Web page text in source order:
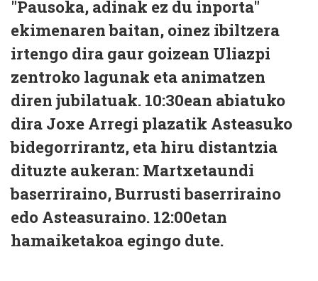
"Pausoka, adinak ez du inporta"
ekimenaren baitan, oinez ibiltzera
irtengo dira gaur goizean Uliazpi
zentroko lagunak eta animatzen
diren jubilatuak. 10:30ean abiatuko
dira Joxe Arregi plazatik Asteasuko
bidegorrirantz, eta hiru distantzia
dituzte aukeran: Martxetaundi
baserriraino, Burrusti baserriraino
edo Asteasuraino. 12:00etan
hamaiketakoa egingo dute.